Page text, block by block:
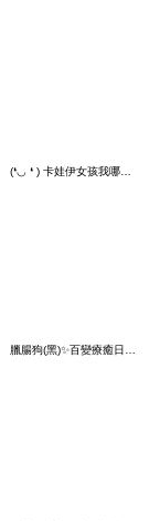
(❛◡ ❛ ) 卡娃伊女孩我哪知道